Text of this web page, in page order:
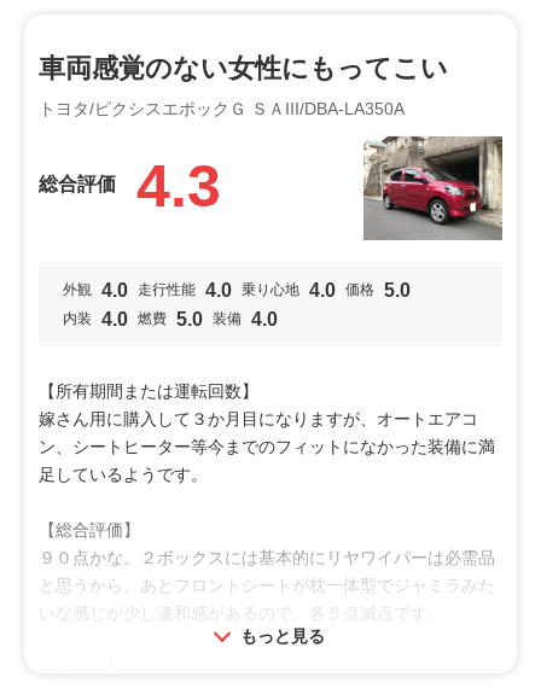
常使いにピッタリの一台をお探しの方におすすめです。
投稿日：2023年08月31日
通勤通学 買物
ビギナー シニア 女性向け
車両感覚のない女性にもってこい
トヨタ/ピクシスエポックＧ ＳＡIII/DBA-LA350A
総合評価 4.3
外観 4.0 走行性能 4.0 乗り心地 4.0 価格 5.0
内装 4.0 燃費 5.0 装備 4.0
【所有期間または運転回数】
嫁さん用に購入して３か月目になりますが、オートエアコ
ン、シートヒーター等今までのフィットになかった装備に満
足しているようです。
【総合評価】
９０点かな。２ボックスには基本的にリヤワイパーは必需品
と思うから。あとフロントシートが枕一体型でジャミラみた
いな感じが少し違和感があるので、各５点減点です。
もっと見る